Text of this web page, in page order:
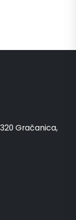
Gračanica,